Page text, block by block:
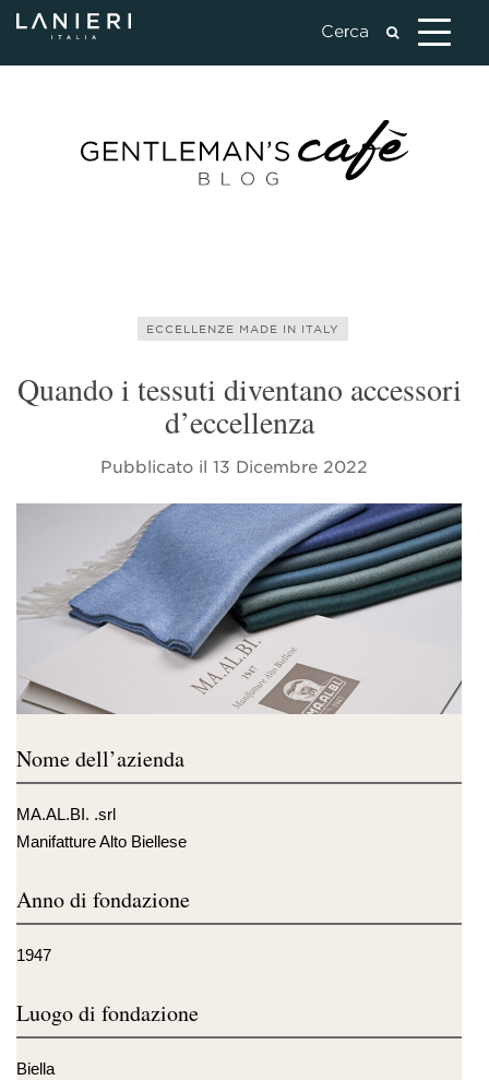
ECCELLENZE MADE IN ITALY
Quando i tessuti diventano accessori
d’eccellenza
Pubblicato il 13 Dicembre 2022
Nome dell’azienda
MA.AL.BI. .srl
Manifatture Alto Biellese
Anno di fondazione
1947
Luogo di fondazione
Biella